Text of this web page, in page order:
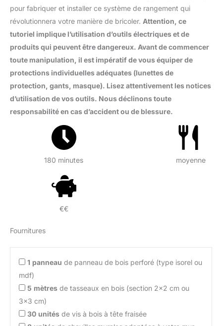
pour fabriquer et installer ce système de rangement qui
révolutionnera votre manière de bricoler. Attention, ce
tutoriel implique l’utilisation d’outils électriques et de
produits qui peuvent être dangereux. Avant de commencer
toute manipulation, il est impératif de vous équiper de
protections individuelles adéquates (lunettes de
protection, gants, masque). Lisez attentivement les notices
d’utilisation de vos outils. Nous déclinons toute
responsabilité en cas d’accident ou de blessure.
180 minutes moyenne
€€
Fournitures
1 panneau de panneau de bois perforé (type isorel ou
mdf)
5 mètres de tasseaux en bois (section 2×2 cm ou
3×3 cm)
30 unités de vis à bois à tête fraisée